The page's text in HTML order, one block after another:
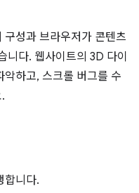
성과 브라우저가 콘텐츠
니다. 웹사이트의 3D 다이
하고, 스크롤 버그를 수
합니다.